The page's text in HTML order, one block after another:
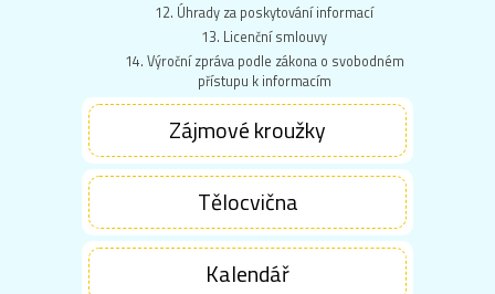
12. Úhrady za poskytování informací
13. Licenční smlouvy
14. Výroční zpráva podle zákona o svobodném
přístupu k informacím
Zájmové kroužky
Tělocvična
Kalendář